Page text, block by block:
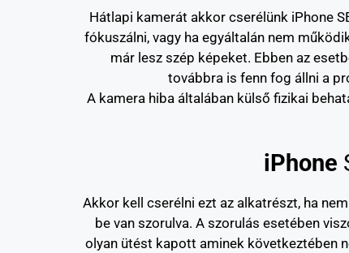
Hátlapi kamerát akkor cserélünk iPhone
fókuszálni, vagy ha egyáltalán nem
már lesz szép képeket. Ebben az
továbbra is fenn fog állni a
A kamera hiba általában külső fizikai
iPhone
Akkor kell cserélni ezt az alkatrészt, ha
be van szorulva. A szorulás esetében
olyan ütést kapott aminek következtében